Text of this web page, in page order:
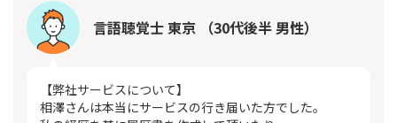
言語聴覚士 東京 （30代後半 男性）
【弊社サービスについて】
相澤さんは本当にサービスの行き届いた方でした。